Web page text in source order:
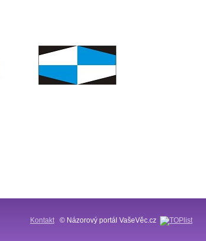
Kontakt © Názorový portál VašeVěc.cz